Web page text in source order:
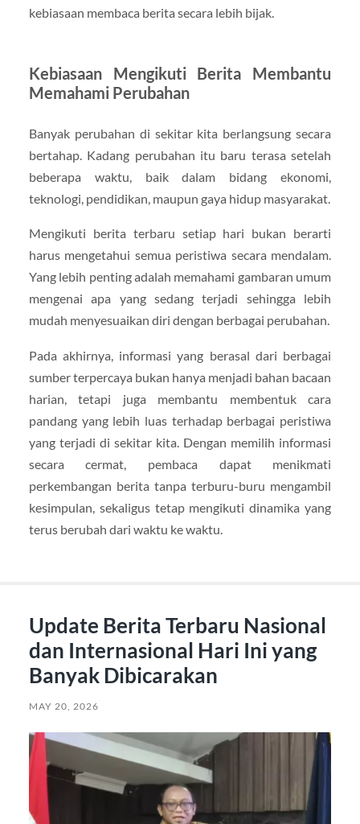
kebiasaan membaca berita secara lebih bijak.
Kebiasaan Mengikuti Berita Membantu
Memahami Perubahan
Banyak perubahan di sekitar kita berlangsung secara
bertahap. Kadang perubahan itu baru terasa setelah
beberapa waktu, baik dalam bidang ekonomi,
teknologi, pendidikan, maupun gaya hidup masyarakat.
Mengikuti berita terbaru setiap hari bukan berarti
harus mengetahui semua peristiwa secara mendalam.
Yang lebih penting adalah memahami gambaran umum
mengenai apa yang sedang terjadi sehingga lebih
mudah menyesuaikan diri dengan berbagai perubahan.
Pada akhirnya, informasi yang berasal dari berbagai
sumber terpercaya bukan hanya menjadi bahan bacaan
harian, tetapi juga membantu membentuk cara
pandang yang lebih luas terhadap berbagai peristiwa
yang terjadi di sekitar kita. Dengan memilih informasi
secara cermat, pembaca dapat menikmati
perkembangan berita tanpa terburu-buru mengambil
kesimpulan, sekaligus tetap mengikuti dinamika yang
terus berubah dari waktu ke waktu.
Update Berita Terbaru Nasional
dan Internasional Hari Ini yang
Banyak Dibicarakan
MAY 20, 2026